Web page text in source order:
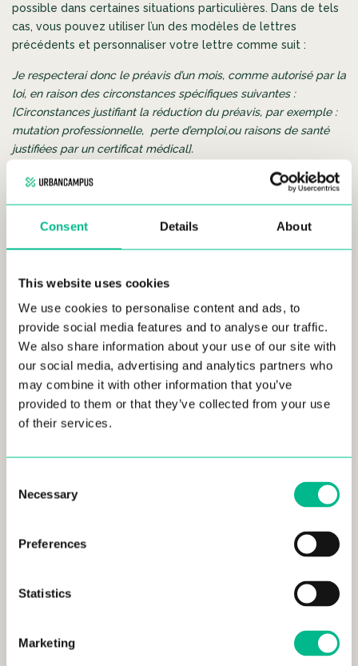
Consent Details About
This website uses cookies
We use cookies to personalise content and ads, to
provide social media features and to analyse our traffic.
We also share information about your use of our site with
our social media, advertising and analytics partners who
may combine it with other information that you’ve
provided to them or that they’ve collected from your use
of their services.
Selection
Necessary
Preferences
Statistics
Marketing
possible dans certaines situations particulières. Dans de tels
cas, vous pouvez utiliser l’un des modèles de lettres
précédents et personnaliser votre lettre comme suit :
Je respecterai donc le préavis d’un mois, comme autorisé par la
loi, en raison des circonstances spécifiques suivantes :
[Circonstances justifiant la réduction du préavis, par exemple :
mutation professionnelle, perte d’emploi,ou raisons de santé
justifiées par un certificat médical].
Que faire après la résiliation du bail